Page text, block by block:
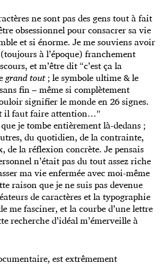
ne sont pas des gens tout à fait
obsessionnel pour consacrer sa vie
et si énorme. Je me souviens avoir
à l’époque) franchement
et m’être dit “c’est ça la
grand tout; le symbole ultime & le
fin – même si complètement
signifier le monde en 26 signes.
il faut faire attention…”
je tombe entièrement là-dedans ;
du quotidien, de la contrainte,
la réflexion concrète. Je pensais
n’était pas du tout assez riche
ma vie enfermée avec moi-même
raison que je ne suis pas devenue
de caractères et la typographie
me fasciner, et la courbe d’une lettre
recherche d’idéal m’émerveille à
est extrêmement